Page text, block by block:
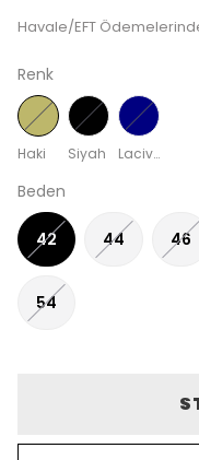
Havale/EFT
Renk
Haki Siyah Lacivert
Beden
42 44 46
54